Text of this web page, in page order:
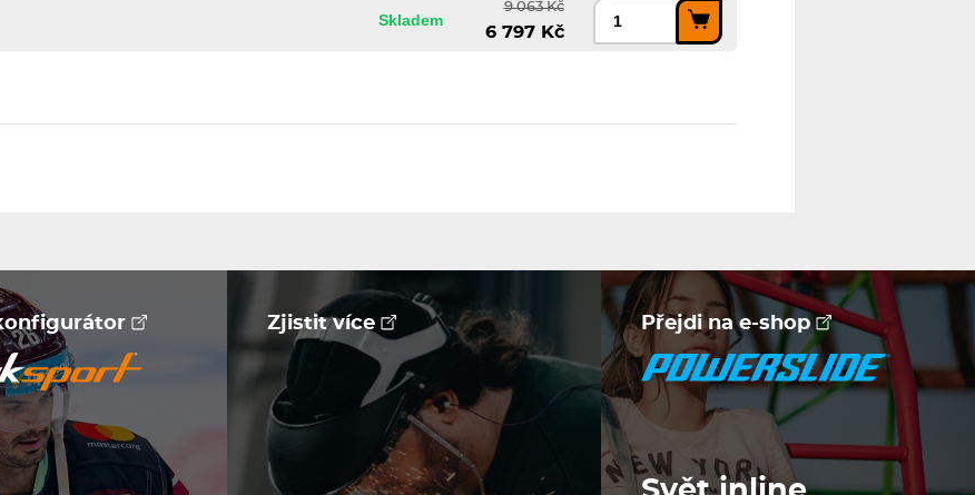
Skladem
9 063 Kč
6 797 Kč
Zjistit více Přejdi na e-shop